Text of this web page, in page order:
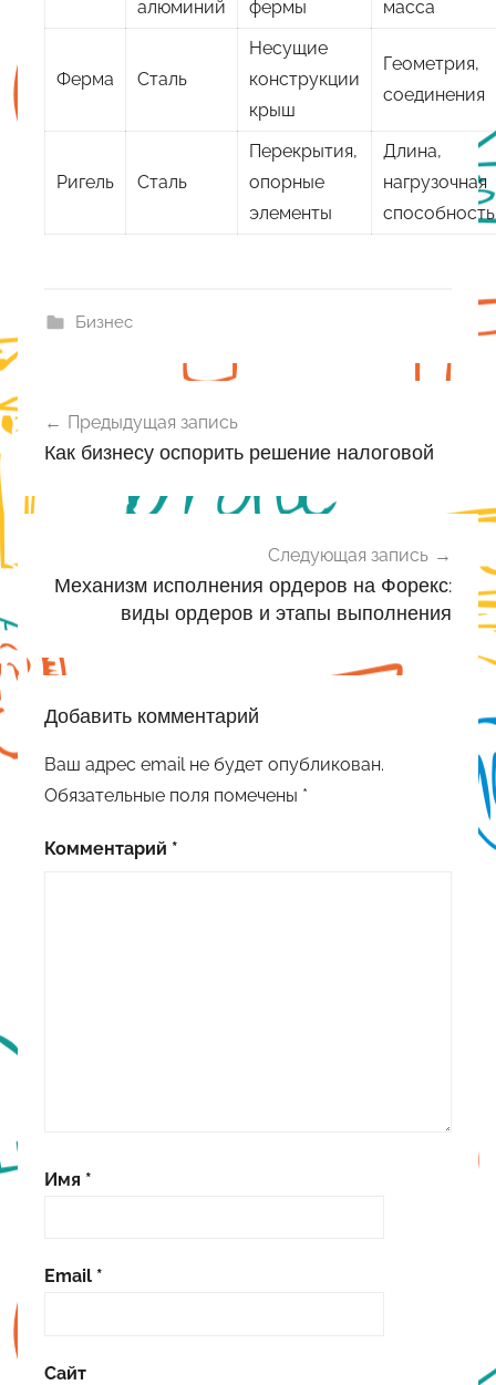
алюминий фермы масса
Ферма Сталь
Несущие
конструкции
крыш
Геометрия,
соединения
Ригель Сталь
Перекрытия,
опорные
элементы
Длина,
нагрузочная
способность
Бизнес
Навигация
по
Предыдущая запись
Как бизнесу оспорить решение налоговой
Следующая запись
Механизм исполнения ордеров на Форекс:
виды ордеров и этапы выполнения
Добавить комментарий
Ваш адрес email не будет опубликован.
Обязательные поля помечены *
Комментарий *
Имя *
Email *
Сайт